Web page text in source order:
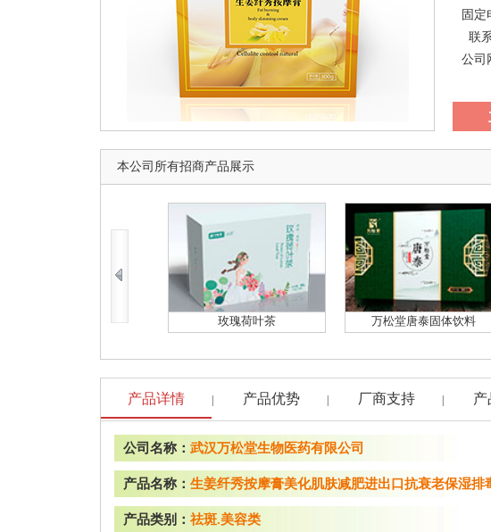
固定
联
公司
本公司所有招商产品展示
玫瑰荷叶茶 万松堂唐泰固体饮料
产品详情 产品优势 厂商支持 产
公司名称： 武汉万松堂生物医药有限公司
产品名称： 生姜纤秀按摩膏美化肌肤减肥进出口抗衰老保湿排
产品类别： 祛斑.美容类